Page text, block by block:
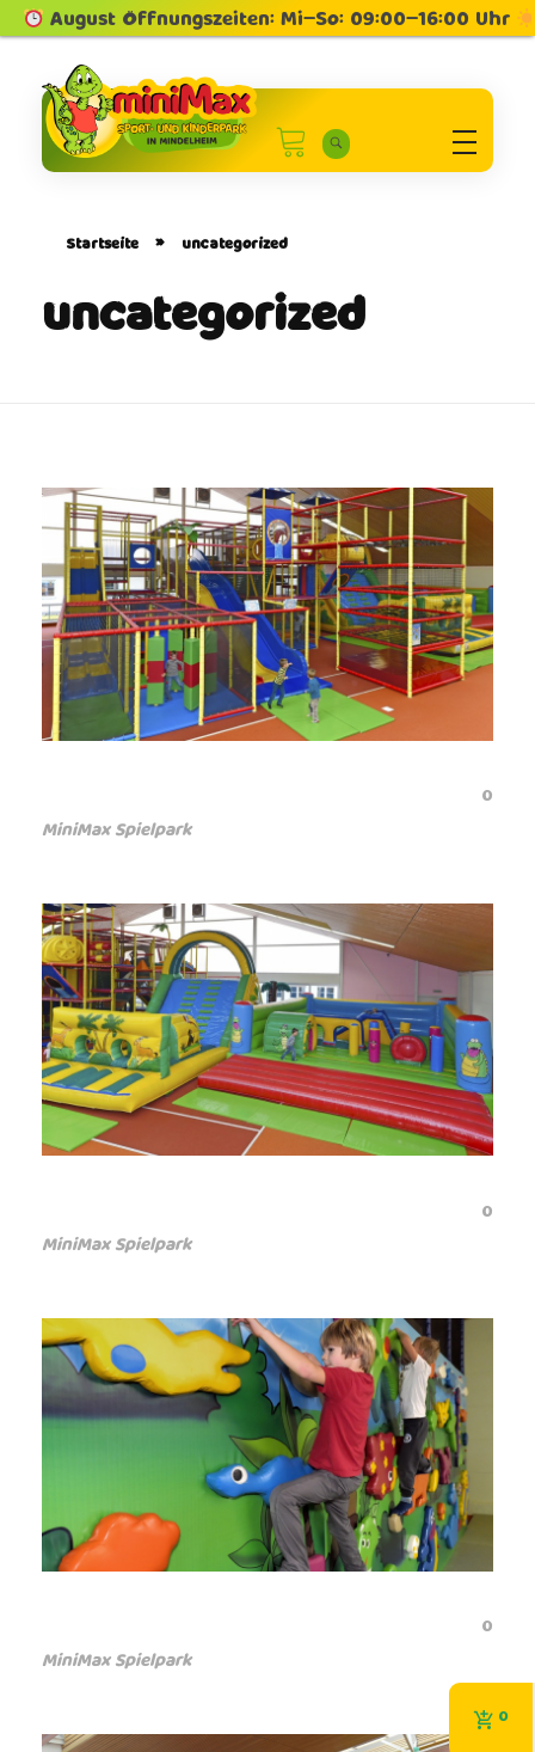
Öffnungszeiten: Mi–So: 09:00–16:00 Uhr
Minimax Sport und Kinderpark in Mindelheim
Sport und Kinderpark
Startseite » uncategorized
uncategorized
0
MiniMax Spielpark
0
MiniMax Spielpark
0
MiniMax Spielpark
0